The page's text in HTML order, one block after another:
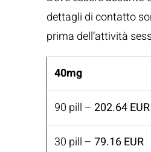
dettagli di contatto
prima dell’attività
40mg
90 pill – 202.64 EUR
30 pill – 79.16 EUR